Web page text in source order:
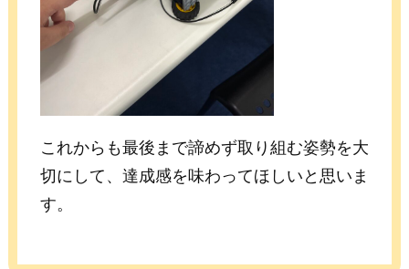
これからも最後まで諦めず取り組む姿勢を大
切にして、達成感を味わってほしいと思いま
す。